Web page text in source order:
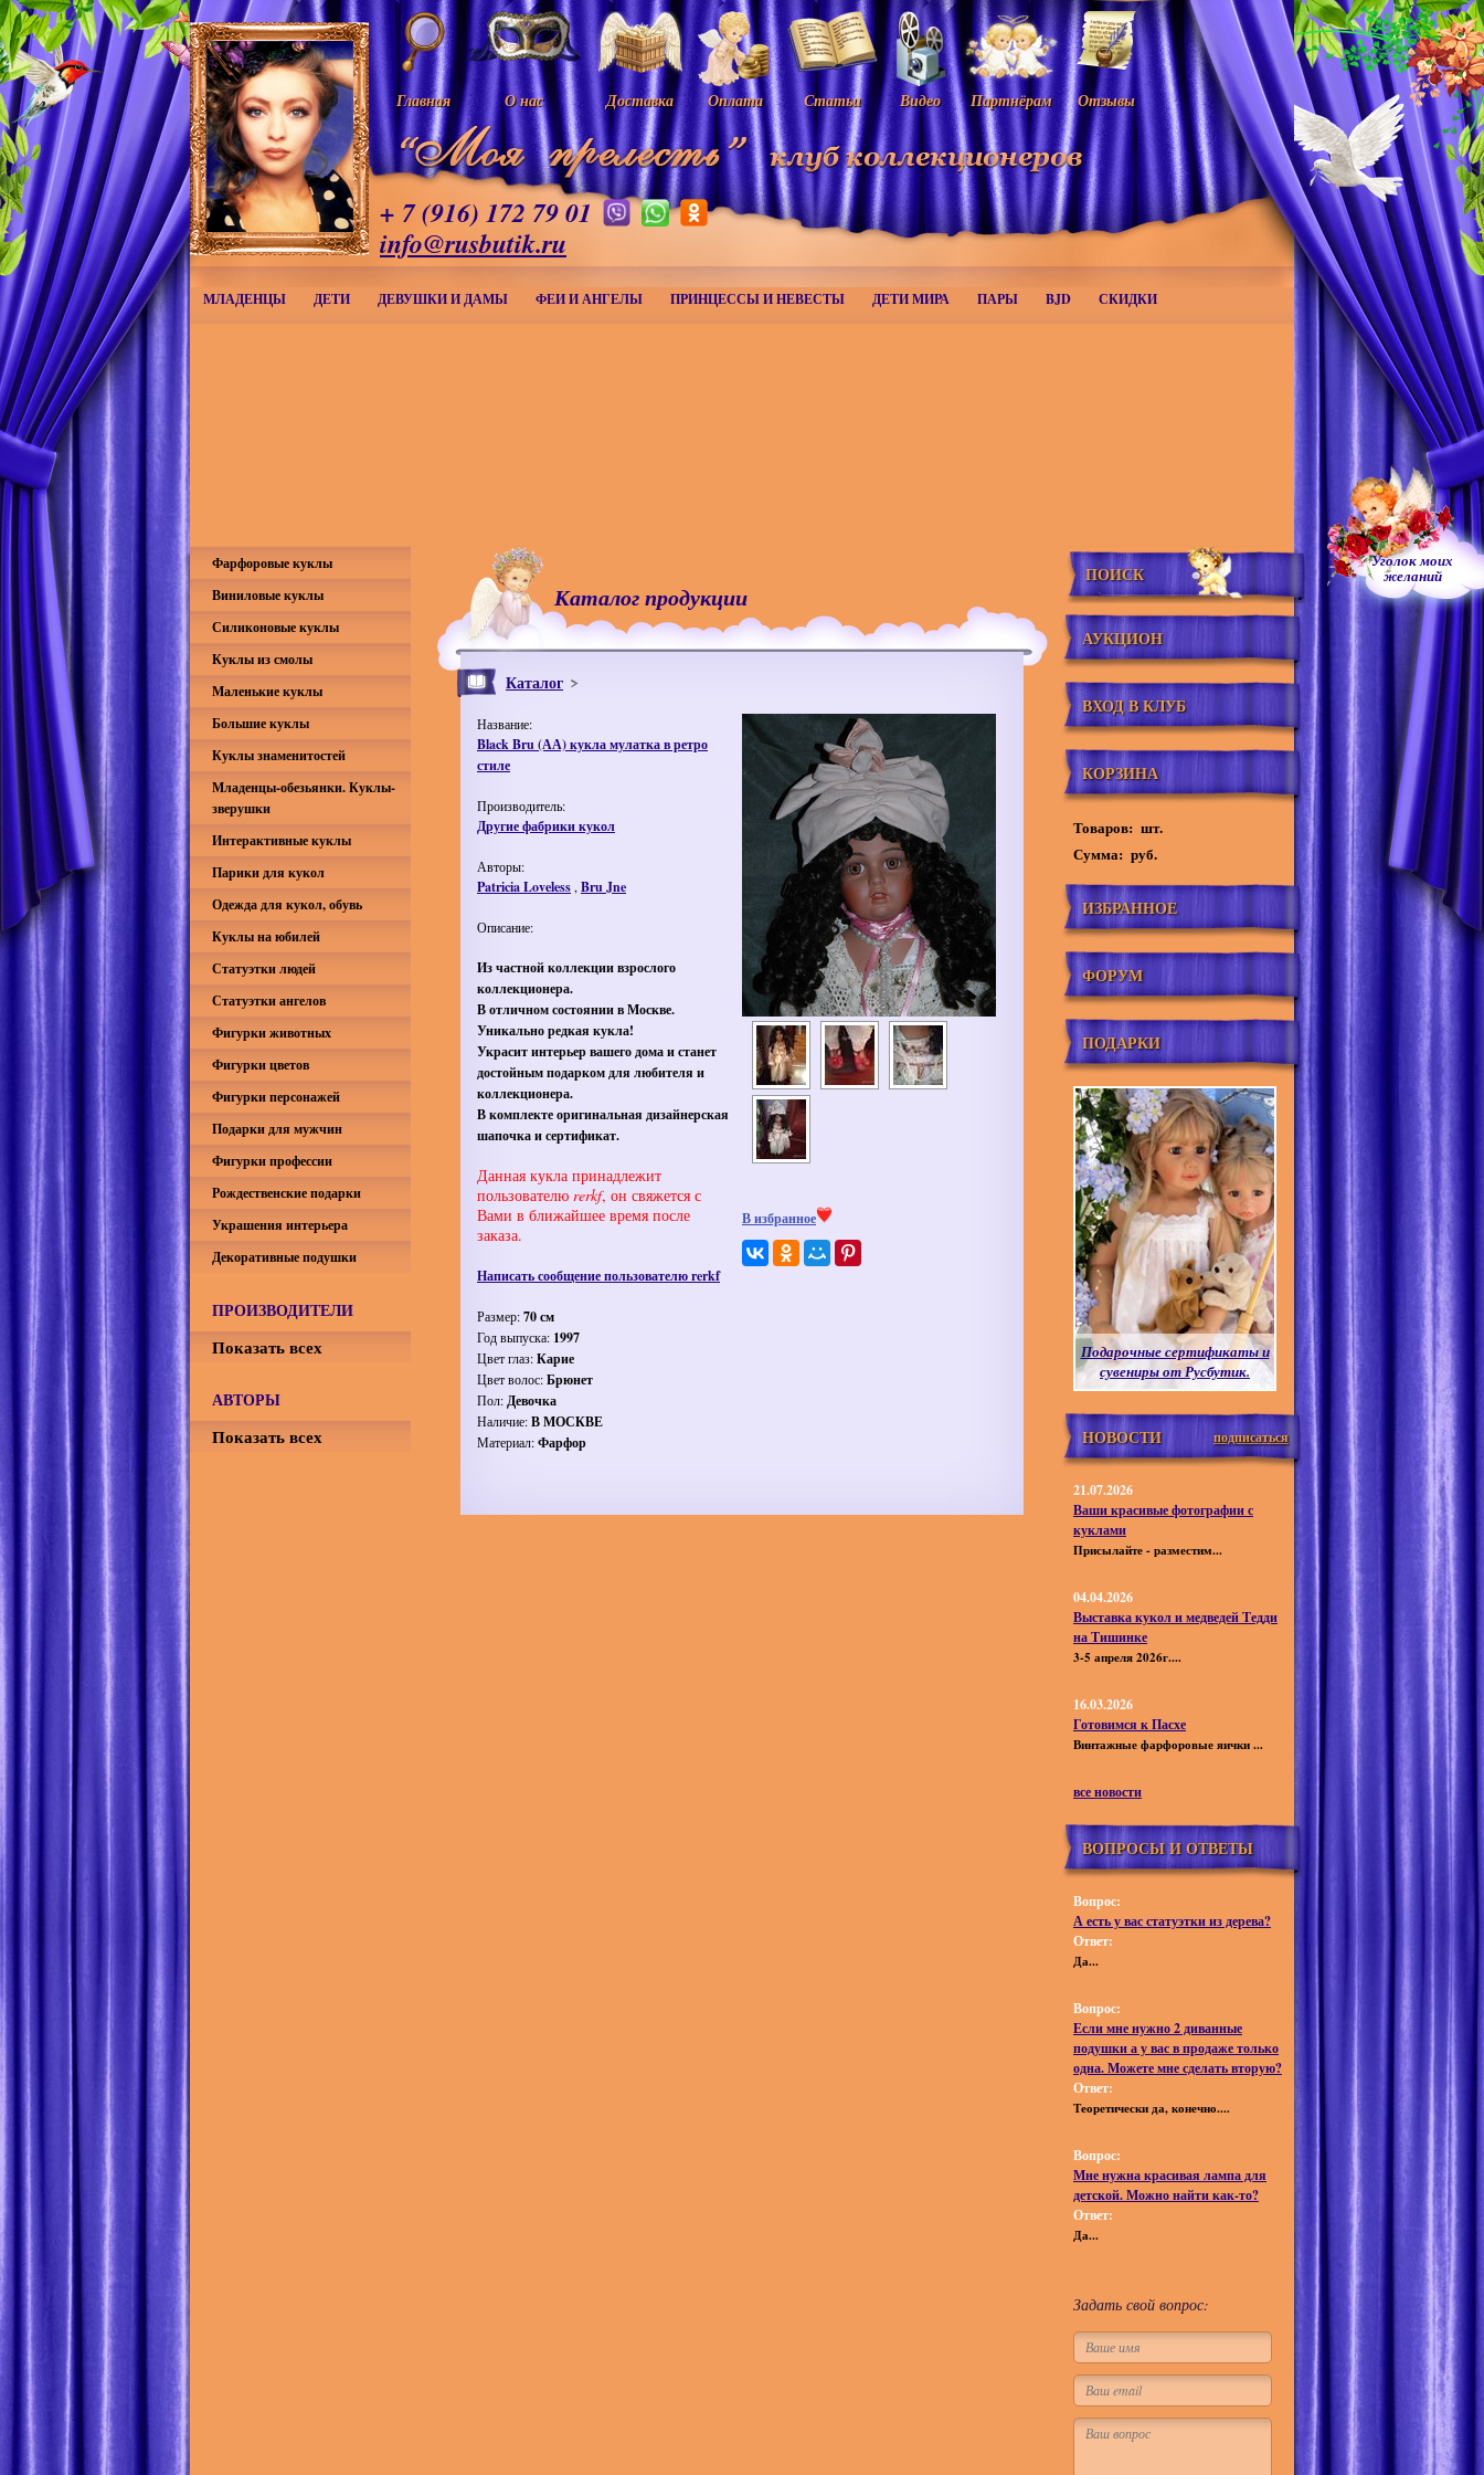
Главная О нас Доставка Оплата Статьи Видео Партнёрам Отзывы
+ 7 (916) 172 79 01
info@rusbutik.ru
МЛАДЕНЦЫ ДЕТИ ДЕВУШКИ И ДАМЫ ФЕИ И АНГЕЛЫ ПРИНЦЕССЫ И НЕВЕСТЫ ДЕТИ МИРА ПАРЫ BJD СКИДКИ
Уголок моих
желаний
Каталог продукции
Каталог
Название:
Black Bru (АА) кукла мулатка в ретро
стиле
Производитель:
Другие фабрики кукол
Авторы:
Patricia Loveless , Bru Jne
Описание:
Из частной коллекции взрослого
коллекционера.
В отличном состоянии в Москве.
Уникально редкая кукла!
Украсит интерьер вашего дома и станет
достойным подарком для любителя и
коллекционера.
В комплекте оригинальная дизайнерская
шапочка и сертификат.
Данная кукла принадлежит
пользователю rerkf, он свяжется с
Вами в ближайшее время после
заказа.
Написать сообщение пользователю rerkf
Размер:70 см
Год выпуска: 1997
Цвет глаз:Карие
Цвет волос:Брюнет
Пол:Девочка
Наличие:В МОСКВЕ
Материал:Фарфор
В избранное
Фарфоровые куклы
Виниловые куклы
Силиконовые куклы
Куклы из смолы
Маленькие куклы
Большие куклы
Куклы знаменитостей
Младенцы-обезьянки. Куклы-
зверушки
Интерактивные куклы
Парики для кукол
Одежда для кукол, обувь
Куклы на юбилей
Статуэтки людей
Статуэтки ангелов
Фигурки животных
Фигурки цветов
Фигурки персонажей
Подарки для мужчин
Фигурки профессии
Рождественские подарки
Украшения интерьера
Декоративные подушки
ПРОИЗВОДИТЕЛИ
Показать всех
АВТОРЫ
Показать всех
ПОИСК
АУКЦИОН
ВХОД В КЛУБ
КОРЗИНА
Товаров: шт.
Сумма: руб.
ИЗБРАННОЕ
ФОРУМ
ПОДАРКИ
Подарочные сертификаты и
сувениры от Русбутик.
НОВОСТИ подписаться
21.07.2026
Ваши красивые фотографии с
куклами
Присылайте - разместим...
04.04.2026
Выставка кукол и медведей Тедди
на Тишинке
3-5 апреля 2026г....
16.03.2026
Готовимся к Пасхе
Винтажные фарфоровые яички ...
все новости
ВОПРОСЫ И ОТВЕТЫ
Вопрос:
А есть у вас статуэтки из дерева?
Ответ:
Да...
Вопрос:
Если мне нужно 2 диванные
подушки а у вас в продаже только
одна. Можете мне сделать вторую?
Ответ:
Теоретически да, конечно....
Вопрос:
Мне нужна красивая лампа для
детской. Можно найти как-то?
Ответ:
Да...
Задать свой вопрос: